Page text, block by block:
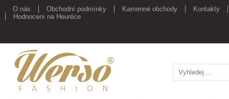
O nás Obchodní podmínky Kamenné obchody
Kontakty
Hodnocení na Heuréce
Werso